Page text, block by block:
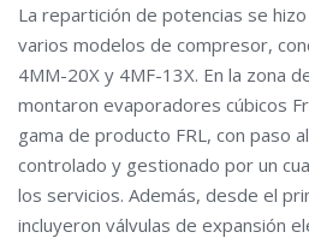
La repartición de potencias se
varios modelos de compresor,
4MM-20X y 4MF-13X. En la zona
montaron evaporadores cúbicos
gama de producto FRL, con paso
controlado y gestionado por un
los servicios. Además, desde el
incluyeron válvulas de expansión